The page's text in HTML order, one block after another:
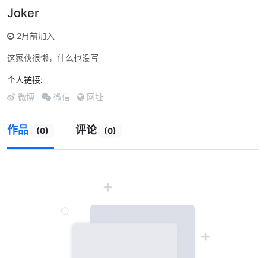
Joker
2月前加入
这家伙很懒，什么也没写
个人链接:
微博 微信 网址
作品 (0) 评论 (0)